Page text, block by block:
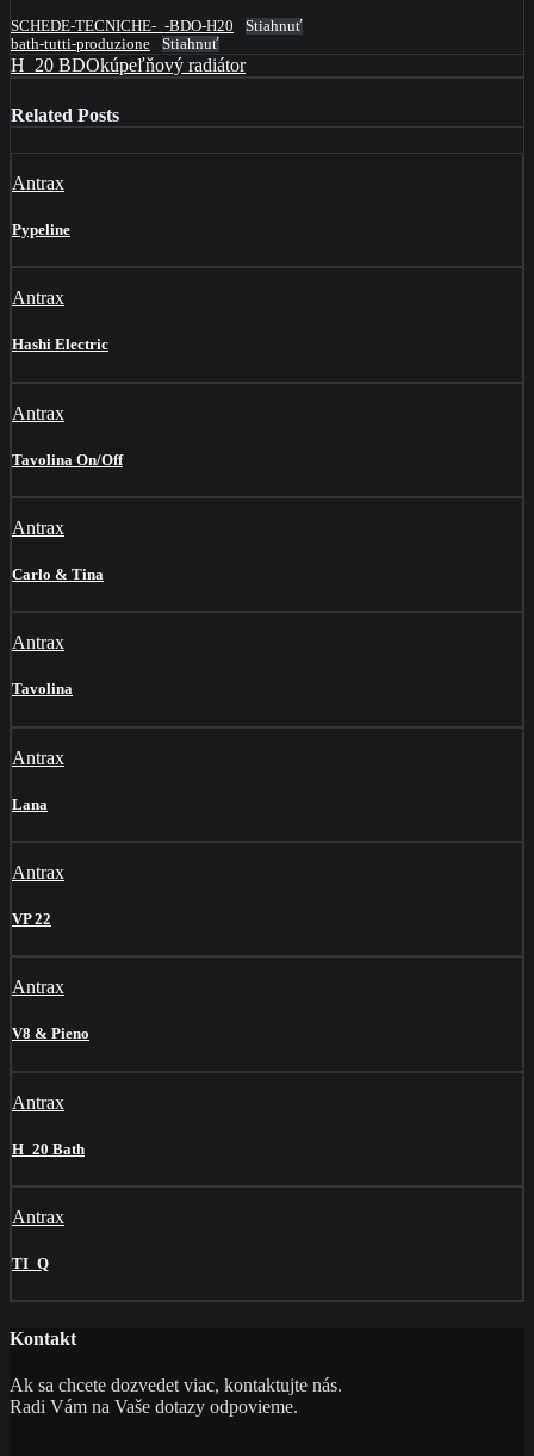
SCHEDE-TECNICHE-_-BDO-H20
Stiahnuť
bath-tutti-produzione
Stiahnuť
H_20 BDOkúpeľňový radiátor
Related Posts
Antrax
Pypeline
Antrax
Hashi Electric
Antrax
Tavolina On/Off
Antrax
Carlo & Tina
Antrax
Tavolina
Antrax
Lana
Antrax
VP 22
Antrax
V8 & Pieno
Antrax
H_20 Bath
Antrax
TI_Q
Kontakt
Ak sa chcete dozvedet viac, kontaktujte nás.
Radi Vám na Vaše dotazy odpovieme.